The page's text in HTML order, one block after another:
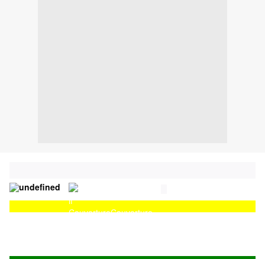
CouvertureCouverture